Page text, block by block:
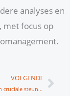
analyses en
met focus op
VOLGENDE
DAX blijft boven cruciale steunlijn